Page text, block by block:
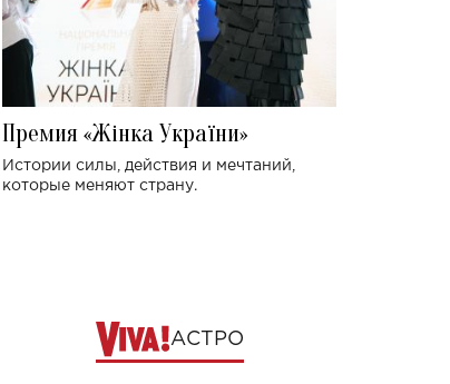
Премия «Жінка України»
Истории силы, действия и мечтаний,
которые меняют страну.
АСТРО